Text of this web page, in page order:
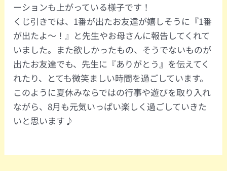
ーションも上がっている様子です！
くじ引きでは、1番が出たお友達が嬉しそうに『1番
が出たよ〜！』と先生やお母さんに報告してくれて
いました。また欲しかったもの、そうでないものが
出たお友達でも、先生に『ありがとう』を伝えてく
れたり、とても微笑ましい時間を過ごしています。
このように夏休みならではの行事や遊びを取り入れ
ながら、8月も元気いっぱい楽しく過ごしていきた
いと思います♪